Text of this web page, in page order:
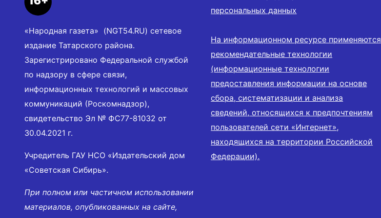
«Народная газета» (NGT54.RU) сетевое
издание Татарского района.
Зарегистрировано Федеральной службой
по надзору в сфере связи,
информационных технологий и массовых
коммуникаций (Роскомнадзор),
свидетельство Эл № ФС77-81032 от
30.04.2021 г.
Учредитель ГАУ НСО «Издательский дом
«Советская Сибирь».
При полном или частичном использовании
материалов, опубликованных на сайте,
персональных данных
На информационном ресурсе применяются
рекомендательные технологии
(информационные технологии
предоставления информации на основе
сбора, систематизации и анализа
сведений, относящихся к предпочтениям
пользователей сети «Интернет»,
находящихся на территории Российской
Федерации).